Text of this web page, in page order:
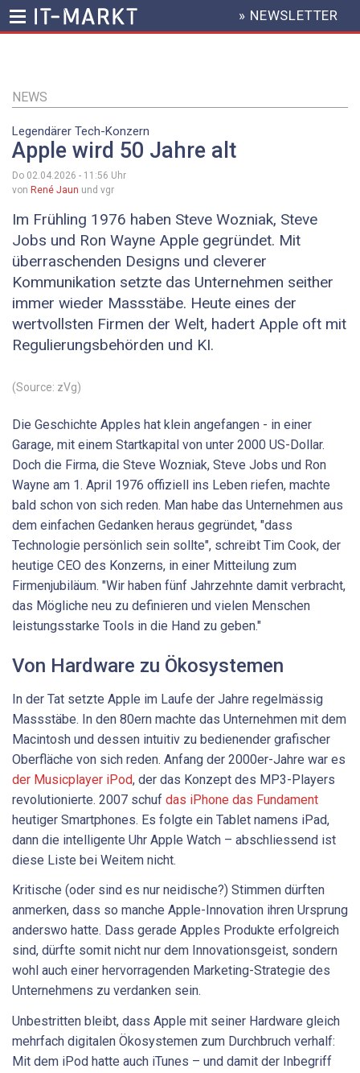
Inhalt
HEADER
MENU
» NEWSLETTER
NEWS
Legendärer Tech-Konzern
Apple wird 50 Jahre alt
Do 02.04.2026 - 11:56 Uhr
von René Jaun und vgr
Im Frühling 1976 haben Steve Wozniak, Steve
Jobs und Ron Wayne Apple gegründet. Mit
überraschenden Designs und cleverer
Kommunikation setzte das Unternehmen seither
immer wieder Massstäbe. Heute eines der
wertvollsten Firmen der Welt, hadert Apple oft mit
Regulierungsbehörden und KI.
(Source: zVg)
Die Geschichte Apples hat klein angefangen - in einer
Garage, mit einem Startkapital von unter 2000 US-Dollar.
Doch die Firma, die Steve Wozniak, Steve Jobs und Ron
Wayne am 1. April 1976 offiziell ins Leben riefen, machte
bald schon von sich reden. Man habe das Unternehmen aus
dem einfachen Gedanken heraus gegründet, "dass
Technologie persönlich sein sollte", schreibt Tim Cook, der
heutige CEO des Konzerns, in einer Mitteilung zum
Firmenjubiläum. "Wir haben fünf Jahrzehnte damit verbracht,
das Mögliche neu zu definieren und vielen Menschen
leistungsstarke Tools in die Hand zu geben."
Von Hardware zu Ökosystemen
In der Tat setzte Apple im Laufe der Jahre regelmässig
Massstäbe. In den 80ern machte das Unternehmen mit dem
Macintosh und dessen intuitiv zu bedienender grafischer
Oberfläche von sich reden. Anfang der 2000er-Jahre war es
der Musicplayer iPod, der das Konzept des MP3-Players
revolutionierte. 2007 schuf das iPhone das Fundament
heutiger Smartphones. Es folgte ein Tablet namens iPad,
dann die intelligente Uhr Apple Watch – abschliessend ist
diese Liste bei Weitem nicht.
Kritische (oder sind es nur neidische?) Stimmen dürften
anmerken, dass so manche Apple-Innovation ihren Ursprung
anderswo hatte. Dass gerade Apples Produkte erfolgreich
sind, dürfte somit nicht nur dem Innovationsgeist, sondern
wohl auch einer hervorragenden Marketing-Strategie des
Unternehmens zu verdanken sein.
Unbestritten bleibt, dass Apple mit seiner Hardware gleich
mehrfach digitalen Ökosystemen zum Durchbruch verhalf:
Mit dem iPod hatte auch iTunes – und damit der Inbegriff